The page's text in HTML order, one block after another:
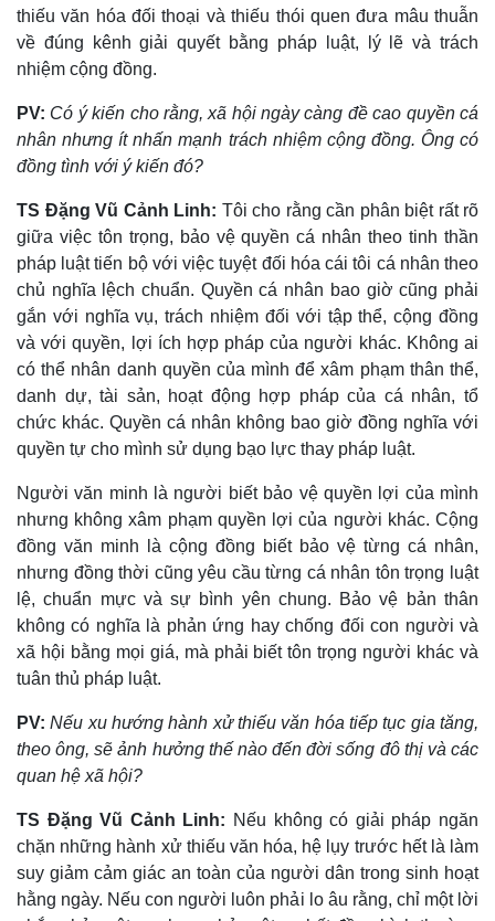
thiếu văn hóa đối thoại và thiếu thói quen đưa mâu thuẫn
về đúng kênh giải quyết bằng pháp luật, lý lẽ và trách
nhiệm cộng đồng.
PV: Có ý kiến cho rằng, xã hội ngày càng đề cao quyền cá
nhân nhưng ít nhấn mạnh trách nhiệm cộng đồng. Ông có
đồng tình với ý kiến đó?
TS Đặng Vũ Cảnh Linh: Tôi cho rằng cần phân biệt rất rõ
giữa việc tôn trọng, bảo vệ quyền cá nhân theo tinh thần
pháp luật tiến bộ với việc tuyệt đối hóa cái tôi cá nhân theo
chủ nghĩa lệch chuẩn. Quyền cá nhân bao giờ cũng phải
gắn với nghĩa vụ, trách nhiệm đối với tập thể, cộng đồng
và với quyền, lợi ích hợp pháp của người khác. Không ai
có thể nhân danh quyền của mình để xâm phạm thân thể,
danh dự, tài sản, hoạt động hợp pháp của cá nhân, tổ
chức khác. Quyền cá nhân không bao giờ đồng nghĩa với
quyền tự cho mình sử dụng bạo lực thay pháp luật.
Người văn minh là người biết bảo vệ quyền lợi của mình
nhưng không xâm phạm quyền lợi của người khác. Cộng
đồng văn minh là cộng đồng biết bảo vệ từng cá nhân,
nhưng đồng thời cũng yêu cầu từng cá nhân tôn trọng luật
lệ, chuẩn mực và sự bình yên chung. Bảo vệ bản thân
không có nghĩa là phản ứng hay chống đối con người và
xã hội bằng mọi giá, mà phải biết tôn trọng người khác và
tuân thủ pháp luật.
PV:Nếu xu hướng hành xử thiếu văn hóa tiếp tục gia tăng,
theo ông, sẽ ảnh hưởng thế nào đến đời sống đô thị và các
quan hệ xã hội?
TS Đặng Vũ Cảnh Linh: Nếu không có giải pháp ngăn
chặn những hành xử thiếu văn hóa, hệ lụy trước hết là làm
suy giảm cảm giác an toàn của người dân trong sinh hoạt
hằng ngày. Nếu con người luôn phải lo âu rằng, chỉ một lời